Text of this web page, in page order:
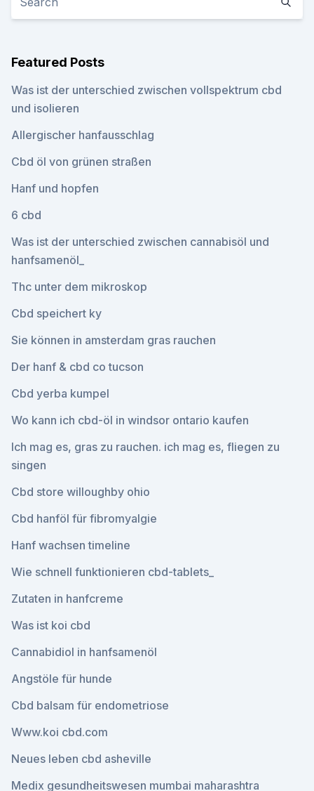
Featured Posts
Was ist der unterschied zwischen vollspektrum cbd
und isolieren
Allergischer hanfausschlag
Cbd öl von grünen straßen
Hanf und hopfen
6 cbd
Was ist der unterschied zwischen cannabisöl und
hanfsamenöl_
Thc unter dem mikroskop
Cbd speichert ky
Sie können in amsterdam gras rauchen
Der hanf & cbd co tucson
Cbd yerba kumpel
Wo kann ich cbd-öl in windsor ontario kaufen
Ich mag es, gras zu rauchen. ich mag es, fliegen zu
singen
Cbd store willoughby ohio
Cbd hanföl für fibromyalgie
Hanf wachsen timeline
Wie schnell funktionieren cbd-tablets_
Zutaten in hanfcreme
Was ist koi cbd
Cannabidiol in hanfsamenöl
Angstöle für hunde
Cbd balsam für endometriose
Www.koi cbd.com
Neues leben cbd asheville
Medix gesundheitswesen mumbai maharashtra